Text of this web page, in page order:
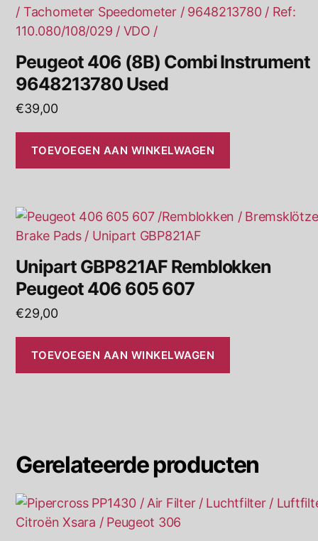
Peugeot 406 (8B) Combi Instrument
9648213780 Used
€39,00
TOEVOEGEN AAN WINKELWAGEN
Unipart GBP821AF Remblokken
Peugeot 406 605 607
€29,00
TOEVOEGEN AAN WINKELWAGEN
Gerelateerde producten